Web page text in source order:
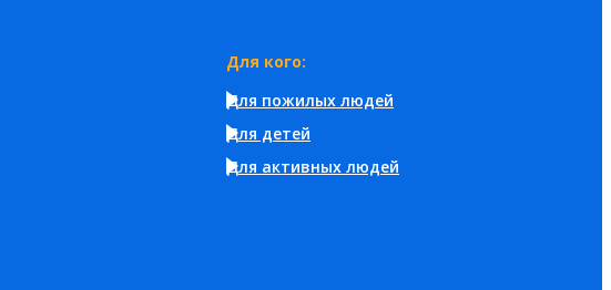
Для кого:
Для пожилых людей
Для детей
Для активных людей